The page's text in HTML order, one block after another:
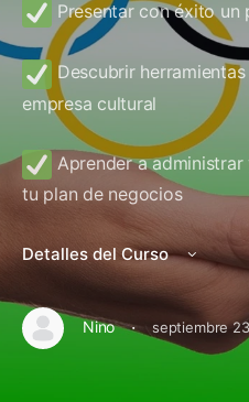
Presentar con éxito
Descubrir
empresa cultural
Aprender a
tu plan de negocios
Detalles del Curso
Nino · septiembre